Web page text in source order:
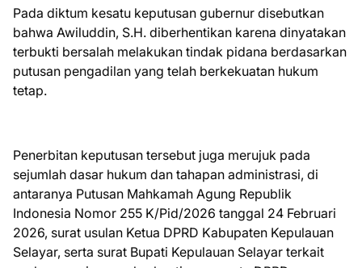
Pada diktum kesatu keputusan gubernur disebutkan
bahwa Awiluddin, S.H. diberhentikan karena dinyatakan
terbukti bersalah melakukan tindak pidana berdasarkan
putusan pengadilan yang telah berkekuatan hukum
tetap.
Penerbitan keputusan tersebut juga merujuk pada
sejumlah dasar hukum dan tahapan administrasi, di
antaranya Putusan Mahkamah Agung Republik
Indonesia Nomor 255 K/Pid/2026 tanggal 24 Februari
2026, surat usulan Ketua DPRD Kabupaten Kepulauan
Selayar, serta surat Bupati Kepulauan Selayar terkait